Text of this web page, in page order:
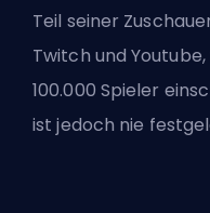
Teil seiner
Twitch und
100.000 Spieler
ist jedoch nie